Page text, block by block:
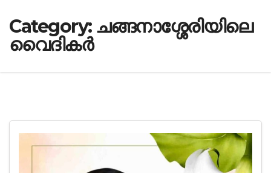
Category: ചങ്ങനാശ്ശേരിയിലെ
വൈദികർ